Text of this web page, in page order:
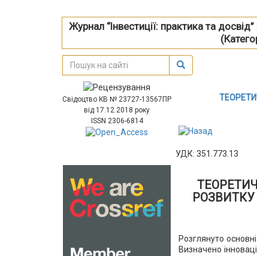
Журнал “Інвестиції: практика та
Свідоцтво КВ № 23727-13567ПР
від 17.12.2018 року
ISSN 2306-6814
УДК: 351.773.13
РОЗВИТКУ
Розглянуто
Визначено